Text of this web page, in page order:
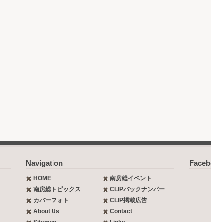
Navigation
HOME
南房総イベント
南房総トピックス
CLIPバックナンバー
カバーフォト
CLIP掲載広告
About Us
Contact